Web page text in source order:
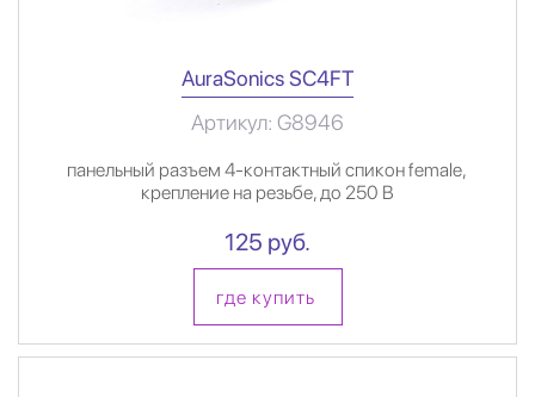
AuraSonics SC4FT
Артикул: G8946
панельный разъем 4-контактный спикон female,
крепление на резьбе, до 250 В
125 руб.
где купить